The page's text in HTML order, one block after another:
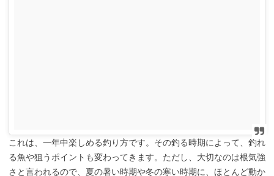
これは、一年中楽しめる釣り方です。その釣る時期によって、釣れ
る魚や狙うポイントも変わってきます。ただし、大切なのは根気強
さと言われるので、夏の暑い時期や冬の寒い時期に、ほとんど動か